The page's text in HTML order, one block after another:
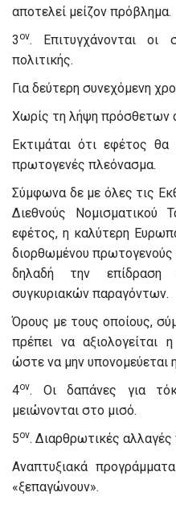
αποτελεί μείζον πρόβλημα.
3 ον. Επιτυγχάνονται οι
πολιτικής.
Για δεύτερη συνεχόμενη
Χωρίς τη λήψη πρόσθετων
Εκτιμάται ότι εφέτος θα
πρωτογενές πλεόνασμα.
Σύμφωνα δε με όλες τις
Διεθνούς Νομισματικού
εφέτος, η καλύτερη
διορθωμένου
δηλαδή την
συγκυριακών παραγόντων.
Όρους με τους οποίους,
πρέπει να αξιολογείται
ώστε να μην υπονομεύεται
4ον. Οι δαπάνες για
μειώνονται στο μισό.
5ον. Διαρθρωτικές αλλαγές
Αναπτυξιακά
«ξεπαγώνουν».